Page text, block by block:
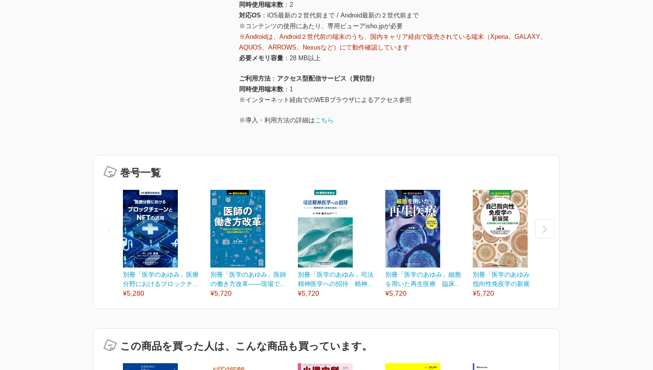
同時使用端末数
2
対応OS
iOS最新の２世代前まで / Android最新の２世代前まで
※コンテンツの使用にあたり、専用ビューアisho.jpが必要
※Androidは、Android２世代前の端末のうち、国内キャリア経由で販売されている端末（Xperia、GALAXY、
AQUOS、ARROWS、Nexusなど）にて動作確認しています
必要メモリ容量
28 MB以上
ご利用方法
アクセス型配信サービス（買切型）
同時使用端末数
1
※インターネット経由でのWEBブラウザによるアクセス参照
※導入・利用方法の詳細はこちら
巻号一覧
別冊「医学のあゆみ」医療
分野におけるブロックチ...
¥5,280
別冊「医学のあゆみ」医師
の働き方改革――現場で...
¥5,720
別冊「医学のあゆみ」司法
精神医学への招待 精神...
¥5,720
別冊「医学のあゆみ」細胞
を用いた再生医療 臨床...
¥5,720
別冊「医学のあゆみ」自己
指向性免疫学の新展開...
¥5,720
この商品を買った人は、こんな商品も買っています。